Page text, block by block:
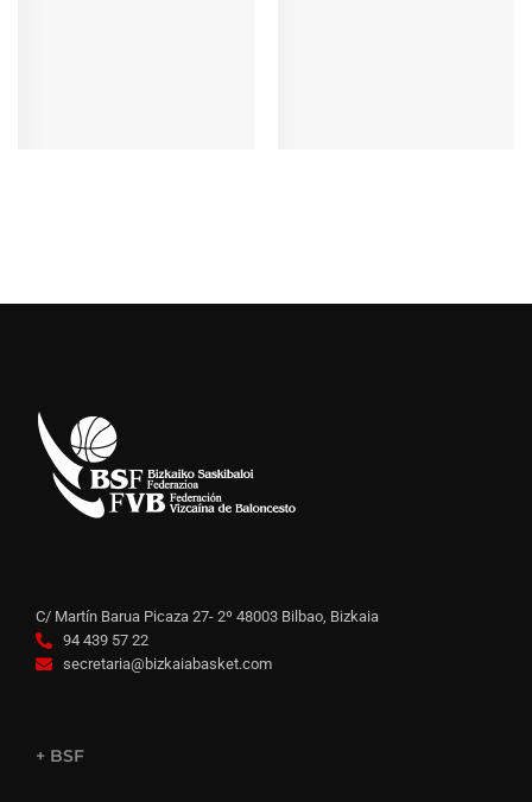
C/ Martín Barua Picaza 27- 2º 48003 Bilbao, Bizkaia
94 439 57 22
secretaria@bizkaiabasket.com
+ BSF